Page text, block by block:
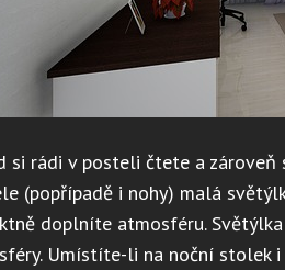
si rádi v posteli čtete a
(popřípadě i nohy) malá
doplníte atmosféru.
Umístíte-li na noční stolek i